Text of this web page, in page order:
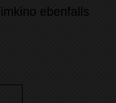
ebenfalls